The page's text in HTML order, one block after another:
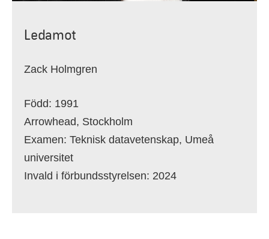
Ledamot
Zack Holmgren
Född: 1991
Arrowhead, Stockholm
Examen: Teknisk datavetenskap, Umeå
universitet
Invald i förbundsstyrelsen: 2024